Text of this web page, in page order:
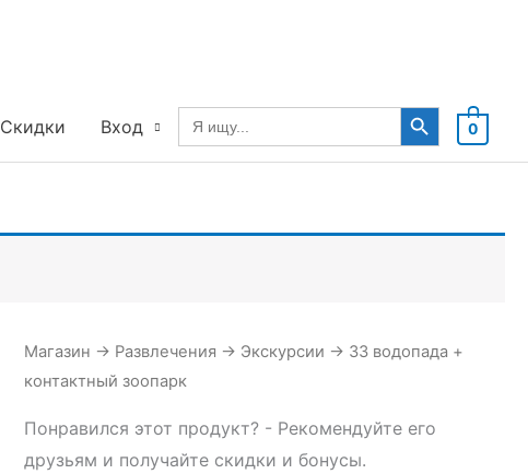
Скидки Вход
Search
for:
Search Button
0
Магазин → Развлечения → Экскурсии → 33 водопада +
контактный зоопарк
Понравился этот продукт? - Рекомендуйте его
друзьям и получайте скидки и бонусы.